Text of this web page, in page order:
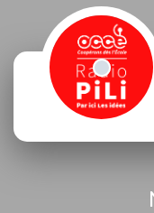
CONTACT